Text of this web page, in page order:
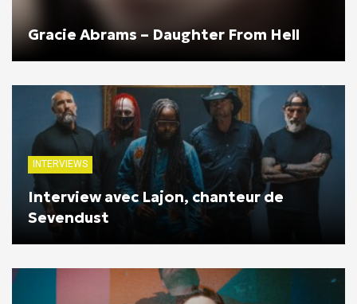
Gracie Abrams – Daughter From Hell
INTERVIEWS
Interview avec Lajon, chanteur de
Sevendust